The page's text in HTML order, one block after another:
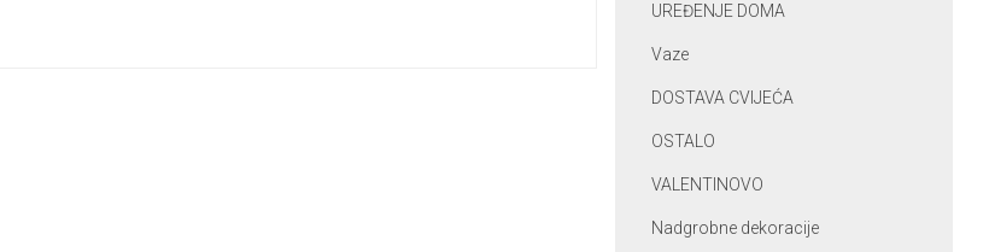
UREĐENJE DOMA
Vaze
DOSTAVA CVIJEĆA
OSTALO
VALENTINOVO
Nadgrobne dekoracije